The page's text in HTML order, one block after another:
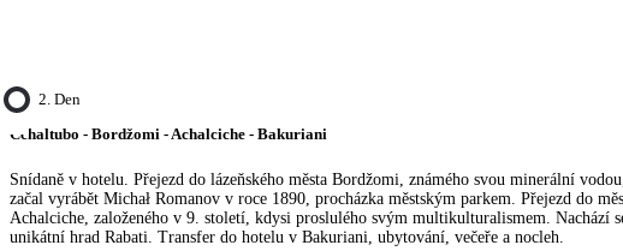
2. Den
Cchaltubo - Bordžomi - Achalciche - Bakuriani
Snídaně v hotelu. Přejezd do lázeňského města Bordžomi, známého svou minerální
začal vyrábět Michał Romanov v roce 1890, procházka městským parkem. Přejezd do
Achalciche, založeného v 9. století, kdysi proslulého svým multikulturalismem. Nachází
unikátní hrad Rabati. Transfer do hotelu v Bakuriani, ubytování, večeře a nocleh.